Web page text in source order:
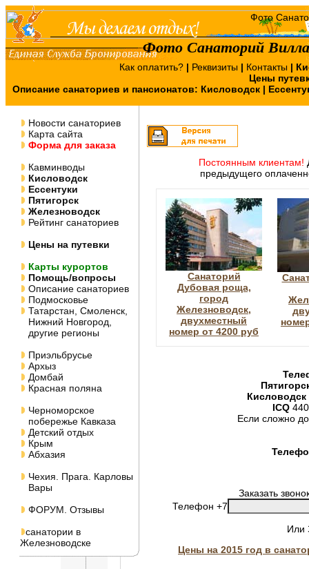
Фото Санаторий
Как оплатить? | Реквизиты | Контакты |
Цены
Описание санаториев и пансионатов: Кисловодск |
Новости санаториев
Карта сайта
Форма для заказа
Кавминводы
Кисловодск
Ессентуки
Пятигорск
Железноводск
Рейтинг санаториев
Цены на путевки
Карты курортов
Помощь/вопросы
Описание санаториев
Подмосковье
Татарстан, Смоленск,
Нижний Новгород,
другие регионы
Приэльбрусье
Архыз
Домбай
Красная поляна
Черноморское
побережье Кавказа
Детский отдых
Крым
Абхазия
Чехия. Прага. Карловы
Вары
ФОРУМ. Отзывы
санатории в
Железноводске
Постоянным клиентам!
предыдущего
Санаторий
Дубовая роща,
город
Железноводск,
двухместный
номер от 4200 руб
Кисловодск
ICQ
Если сложно
Заказать
Телефон +7
Цены на 2015 год в